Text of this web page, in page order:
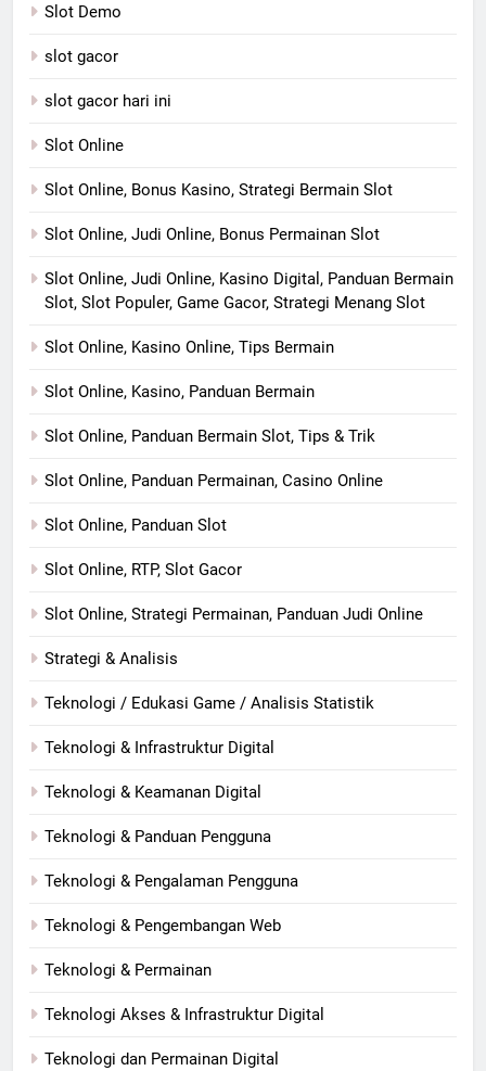
Slot Demo
slot gacor
slot gacor hari ini
Slot Online
Slot Online, Bonus Kasino, Strategi Bermain Slot
Slot Online, Judi Online, Bonus Permainan Slot
Slot Online, Judi Online, Kasino Digital, Panduan Bermain
Slot, Slot Populer, Game Gacor, Strategi Menang Slot
Slot Online, Kasino Online, Tips Bermain
Slot Online, Kasino, Panduan Bermain
Slot Online, Panduan Bermain Slot, Tips & Trik
Slot Online, Panduan Permainan, Casino Online
Slot Online, Panduan Slot
Slot Online, RTP, Slot Gacor
Slot Online, Strategi Permainan, Panduan Judi Online
Strategi & Analisis
Teknologi / Edukasi Game / Analisis Statistik
Teknologi & Infrastruktur Digital
Teknologi & Keamanan Digital
Teknologi & Panduan Pengguna
Teknologi & Pengalaman Pengguna
Teknologi & Pengembangan Web
Teknologi & Permainan
Teknologi Akses & Infrastruktur Digital
Teknologi dan Permainan Digital